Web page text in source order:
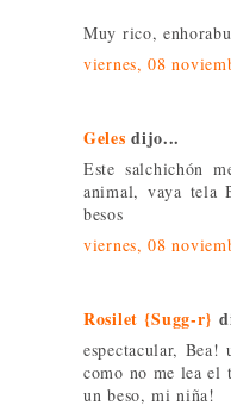
Muy rico,
viernes, 08
Geles dijo...
Este salchichón
animal, vaya tela
besos
viernes, 08
Rosilet {Sugg-r}
espectacular,
como no me lea
un beso, mi niña!